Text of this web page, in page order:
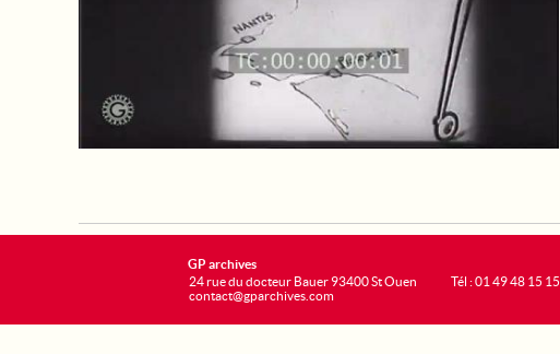
GP archives
24 rue du docteur Bauer 93400 St Ouen
contact@gparchives.com
Tél : 01 49 48 15 15